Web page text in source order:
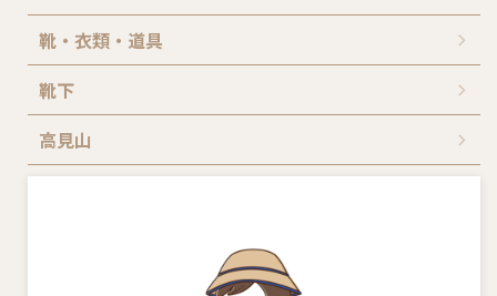
靴・衣類・道具
靴下
高見山